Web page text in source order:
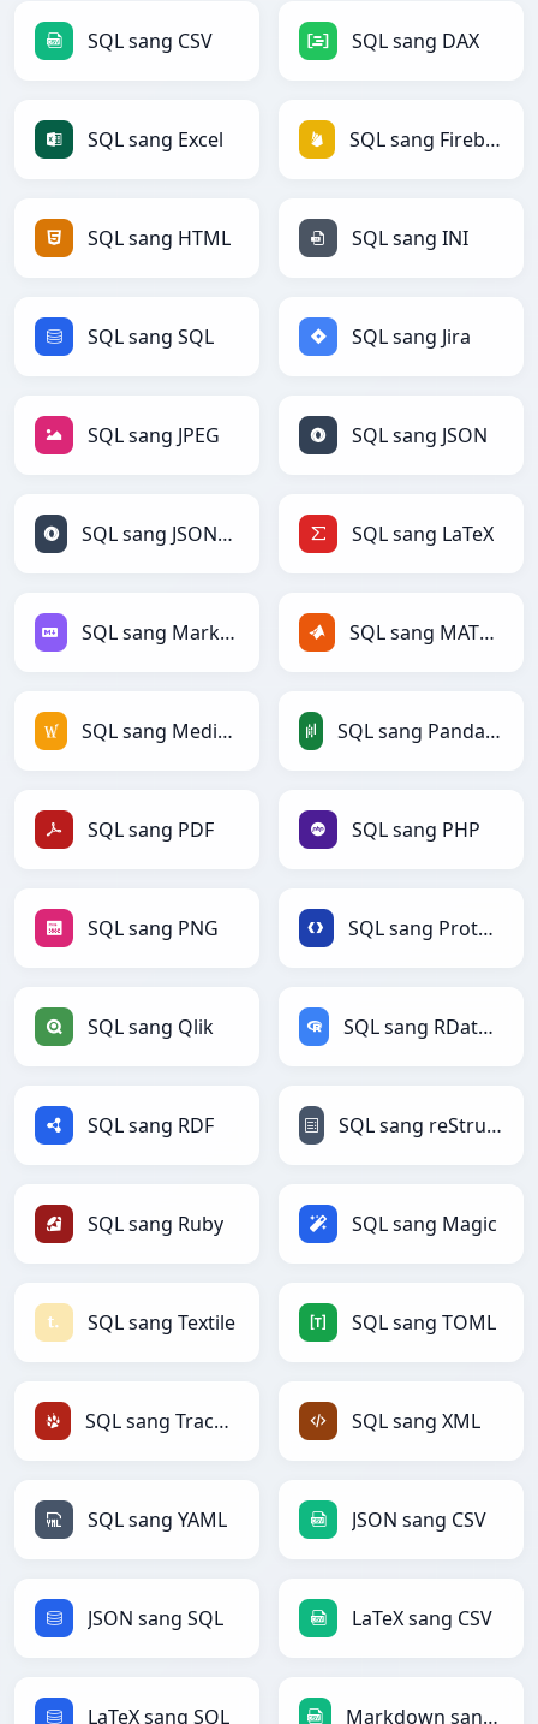
SQL sang CSV SQL sang DAX
SQL sang Excel SQL sang Firebase
SQL sang HTML SQL sang INI
SQL sang SQL SQL sang Jira
SQL sang JPEG SQL sang JSON
SQL sang JSONLines SQL sang LaTeX
SQL sang Markdown SQL sang MATLAB
SQL sang MediaWiki SQL sang PandasDataFrame
SQL sang PDF SQL sang PHP
SQL sang PNG SQL sang Protobuf
SQL sang Qlik SQL sang RDataFrame
SQL sang RDF SQL sang reStructuredText
SQL sang Ruby SQL sang Magic
SQL sang Textile SQL sang TOML
SQL sang TracWiki SQL sang XML
SQL sang YAML JSON sang CSV
JSON sang SQL LaTeX sang CSV
LaTeX sang SQL Markdown sang CSV